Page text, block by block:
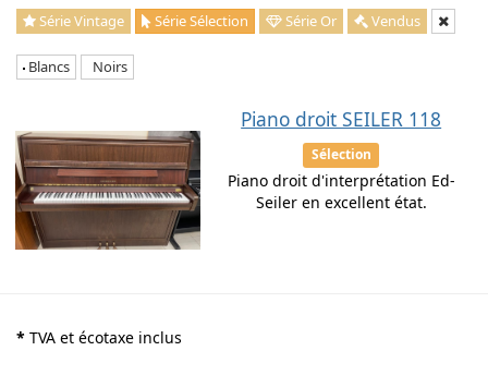
Série Vintage Série Sélection Série Or Vendus
Blancs Noirs
Piano droit SEILER 118
Sélection
Piano droit d'interprétation Ed-
Seiler en excellent état.
* TVA et écotaxe inclus